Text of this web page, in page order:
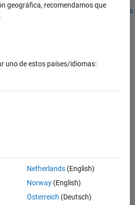
empleo Oficinas locales
geográfica, recomendamos que
.
uno de estos países/idiomas:
Netherlands(English)
Norway(English)
Österreich (Deutsch)